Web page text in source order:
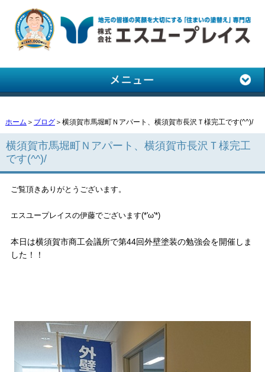
ホーム ＞ ブログ＞横須賀市馬堀町Ｎアパート、横須賀市長沢Ｔ様完工です(^^)/
横須賀市馬堀町Ｎアパート、横須賀市長沢Ｔ様完工
です(^^)/
ご覧頂きありがとうございます。
エスユープレイスの伊藤でございます(*'ω'*)
本日は横須賀市商工会議所で第44回外壁塗装の勉強会を開催しま
した！！